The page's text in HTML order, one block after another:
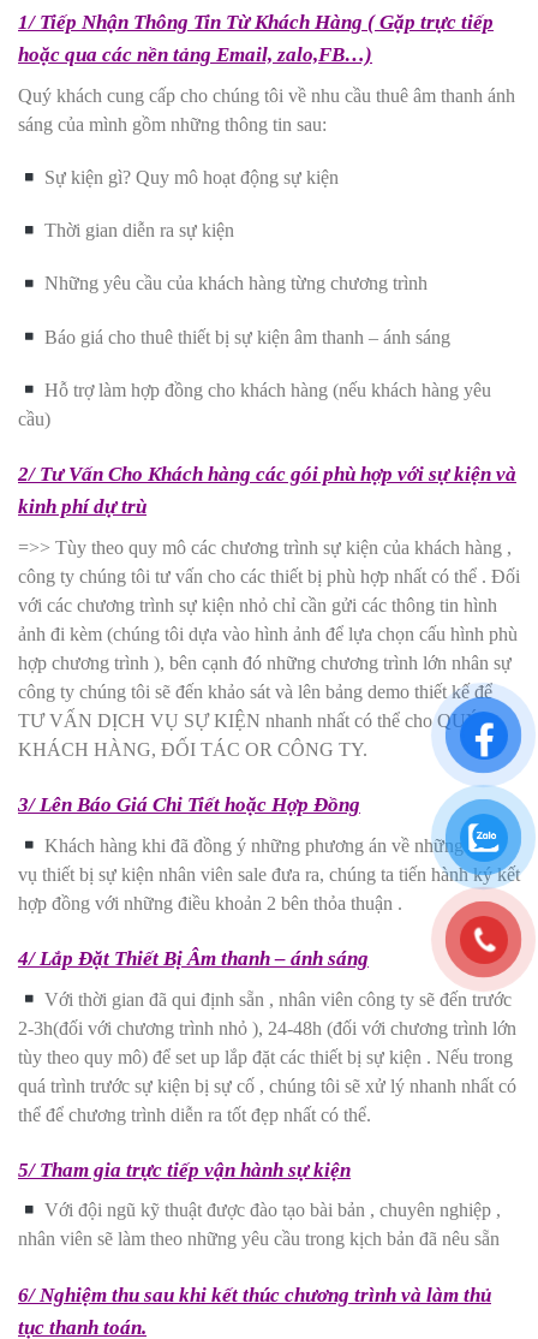
1/ Tiếp Nhận Thông Tin Từ Khách Hàng ( Gặp trực tiếp
hoặc qua các nền tảng Email, zalo,FB…)
Quý khách cung cấp cho chúng tôi về nhu cầu thuê âm thanh ánh
sáng của mình gồm những thông tin sau:
Sự kiện gì? Quy mô hoạt động sự kiện
Thời gian diễn ra sự kiện
Những yêu cầu của khách hàng từng chương trình
Báo giá cho thuê thiết bị sự kiện âm thanh – ánh sáng
Hỗ trợ làm hợp đồng cho khách hàng (nếu khách hàng yêu
cầu)
2/ Tư Vấn Cho Khách hàng các gói phù hợp với sự kiện và
kinh phí dự trù
=>> Tùy theo quy mô các chương trình sự kiện của khách hàng ,
công ty chúng tôi tư vấn cho các thiết bị phù hợp nhất có thể . Đối
với các chương trình sự kiện nhỏ chỉ cần gửi các thông tin hình
ảnh đi kèm (chúng tôi dựa vào hình ảnh để lựa chọn cấu hình phù
hợp chương trình ), bên cạnh đó những chương trình lớn nhân sự
công ty chúng tôi sẽ đến khảo sát và lên bảng demo thiết kế để
TƯ VẤN DỊCH VỤ SỰ KIỆN nhanh nhất có thể cho QUÝ
KHÁCH HÀNG, ĐỐI TÁC OR CÔNG TY.
3/ Lên Báo Giá Chi Tiết hoặc Hợp Đồng
Khách hàng khi đã đồng ý những phương án về những dịch
vụ thiết bị sự kiện nhân viên sale đưa ra, chúng ta tiến hành ký kết
hợp đồng với những điều khoản 2 bên thỏa thuận .
4/ Lắp Đặt Thiết Bị Âm thanh – ánh sáng
Với thời gian đã qui định sẵn , nhân viên công ty sẽ đến trước
2-3h(đối với chương trình nhỏ ), 24-48h (đối với chương trình lớn
tùy theo quy mô) để set up lắp đặt các thiết bị sự kiện . Nếu trong
quá trình trước sự kiện bị sự cố , chúng tôi sẽ xử lý nhanh nhất có
thể để chương trình diễn ra tốt đẹp nhất có thể.
5/ Tham gia trực tiếp vận hành sự kiện
Với đội ngũ kỹ thuật được đào tạo bài bản , chuyên nghiệp ,
nhân viên sẽ làm theo những yêu cầu trong kịch bản đã nêu sẵn
6/ Nghiệm thu sau khi kết thúc chương trình và làm thủ
tục thanh toán.